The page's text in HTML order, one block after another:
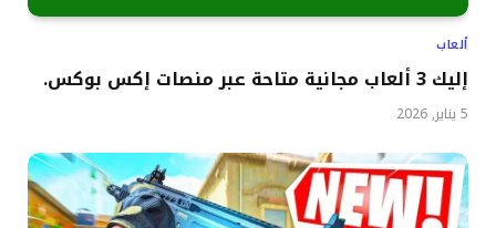
ألعاب
إليك 3 ألعاب مجانية متاحة عبر منصات إكس بوكس.
5 يناير, 2026